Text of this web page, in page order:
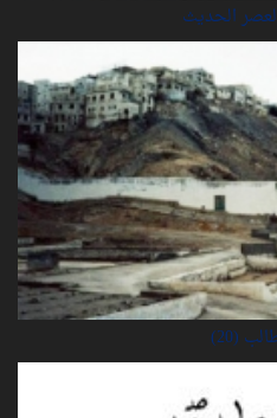
الحديث
(20)